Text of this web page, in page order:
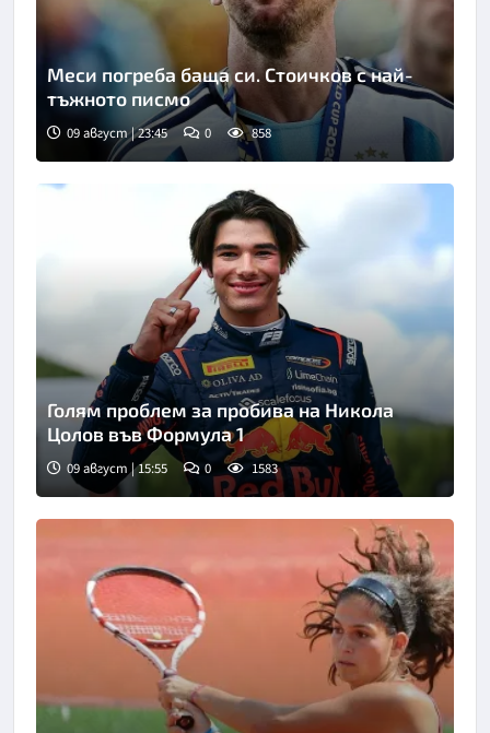
Меси погреба баща си. Стоичков с най-
тъжното писмо
09 август | 23:45 0 858
Голям проблем за пробива на Никола
Цолов във Формула 1
09 август | 15:55 0 1583